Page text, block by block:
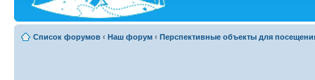
Список форумов ‹ Наш форум ‹ Перспективные объекты для